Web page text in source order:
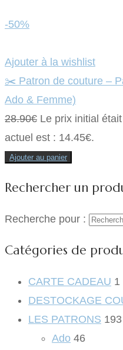
-50%
Ajouter à la wishlist
✂️ Patron de couture –
Ado & Femme)
28.90€ Le prix initial
actuel est : 14.45€.
Ajouter au panier
Rechercher un
Recherche pour :
Catégories de
CARTE CADEAU 1
DESTOCKAGE
LES PATRONS 193
Ado 46